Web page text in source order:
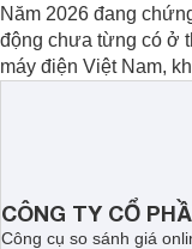
Năm 2026 đang
động chưa từng có ở
máy điện Việt Nam,
CÔNG TY CỔ
Công cụ so sánh giá